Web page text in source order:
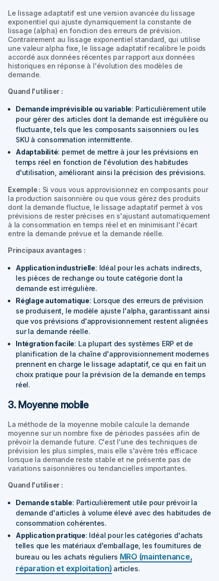
Le lissage adaptatif est une version avancée du lissage
exponentiel qui ajuste dynamiquement la constante de
lissage (alpha) en fonction des erreurs de prévision.
Contrairement au lissage exponentiel standard, qui utilise
une valeur alpha fixe, le lissage adaptatif recalibre le poids
accordé aux données récentes par rapport aux données
historiques en réponse à l'évolution des modèles de
demande.
Quand l'utiliser :
Demande imprévisible ou variable: Particulièrement utile
pour gérer des articles dont la demande est irrégulière ou
fluctuante, tels que les composants saisonniers ou les
SKU à consommation intermittente.
Adaptabilité: permet de mettre à jour les prévisions en
temps réel en fonction de l'évolution des habitudes
d'utilisation, améliorant ainsi la précision des prévisions.
Exemple : Si vous vous approvisionnez en composants pour
la production saisonnière ou que vous gérez des produits
dont la demande fluctue, le lissage adaptatif permet à vos
prévisions de rester précises en s'ajustant automatiquement
à la consommation en temps réel et en minimisant l'écart
entre la demande prévue et la demande réelle.
Principaux avantages :
Application industrielle: Idéal pour les achats indirects,
les pièces de rechange ou toute catégorie dont la
demande est irrégulière.
Réglage automatique: Lorsque des erreurs de prévision
se produisent, le modèle ajuste l'alpha, garantissant ainsi
que vos prévisions d'approvisionnement restent alignées
sur la demande réelle.
Intégration facile: La plupart des systèmes ERP et de
planification de la chaîne d'approvisionnement modernes
prennent en charge le lissage adaptatif, ce qui en fait un
choix pratique pour la prévision de la demande en temps
réel.
3. Moyenne mobile
La méthode de la moyenne mobile calcule la demande
moyenne sur un nombre fixe de périodes passées afin de
prévoir la demande future. C'est l'une des techniques de
prévision les plus simples, mais elle s'avère très efficace
lorsque la demande reste stable et ne présente pas de
variations saisonnières ou tendancielles importantes.
Quand l'utiliser :
Demande stable: Particulièrement utile pour prévoir la
demande d'articles à volume élevé avec des habitudes de
consommation cohérentes.
Application pratique: Idéal pour les catégories d'achats
telles que les matériaux d'emballage, les fournitures de
bureau ou les achats réguliers MRO (maintenance,
réparation et exploitation) articles.